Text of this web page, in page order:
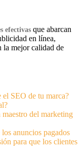
efectivas que abarcan
en línea,
la mejor calidad de
el SEO de tu marca?
del marketing
anuncios pagados
para que los clientes